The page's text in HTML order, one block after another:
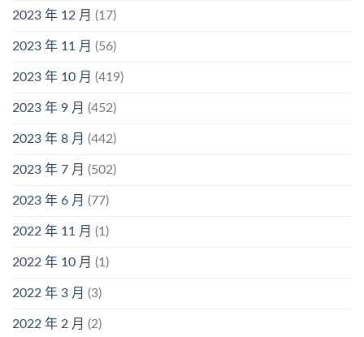
2023 年 12 月 (17)
2023 年 11 月 (56)
2023 年 10 月 (419)
2023 年 9 月 (452)
2023 年 8 月 (442)
2023 年 7 月 (502)
2023 年 6 月 (77)
2022 年 11 月 (1)
2022 年 10 月 (1)
2022 年 3 月 (3)
2022 年 2 月 (2)